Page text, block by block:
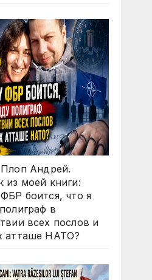
Плоп Андрей.
из моей книги:
боится, что я
в
всех послов и
атташе НАТО?